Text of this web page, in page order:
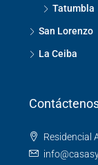
Tegucigalpa
Tatumbla
San Lorenzo
Contáctenos
Residencial